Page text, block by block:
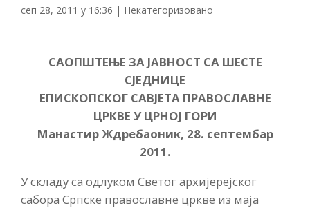
сеп 28, 2011 у 16:36 | Некатегоризовано
САОПШТЕЊЕ ЗА ЈАВНОСТ СА ШЕСТЕ
СЈЕДНИЦЕ
ЕПИСКОПСКОГ САВЈЕТА ПРАВОСЛАВНЕ
ЦРКВЕ У ЦРНОЈ ГОРИ
Манастир Ждребаоник, 28. септембар
2011.
У складу са одлуком Светог архијерејског
сабора Српске православне цркве из маја